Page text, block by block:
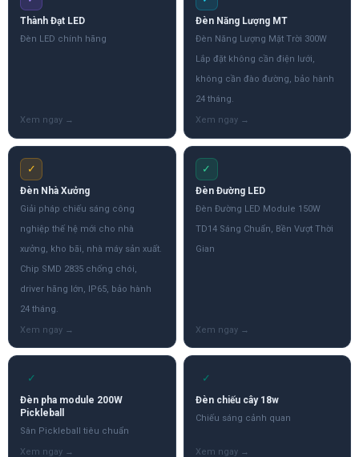
Thành Đạt LED
Đèn LED chính hãng
Đèn Năng Lượng MT
Đèn Năng Lượng Mặt Trời 300W
Lắp đặt không cần điện lưới,
không cần đào đường, bảo hành
24 tháng.
✓
Đèn Nhà Xưởng
Giải pháp chiếu sáng công
nghiệp thế hệ mới cho nhà
xưởng, kho bãi, nhà máy sản xuất.
Chip SMD 2835 chống chói,
driver hãng lớn, IP65, bảo hành
24 tháng.
✓
Đèn Đường LED
Đèn Đường LED Module 150W
TD14 Sáng Chuẩn, Bền Vượt Thời
Gian
✓
Đèn pha module 200W
Pickleball
Sân Pickleball tiêu chuẩn
✓
Đèn chiếu cây 18w
Chiếu sáng cảnh quan